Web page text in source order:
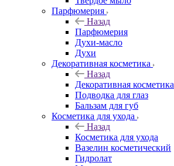
Парфюмерия
Назад
Парфюмерия
Духи-масло
Духи
Декоративная косметика
Назад
Декоративная косметика
Подводка для глаз
Бальзам для губ
Косметика для ухода
Назад
Косметика для ухода
Вазелин косметический
Гидролат